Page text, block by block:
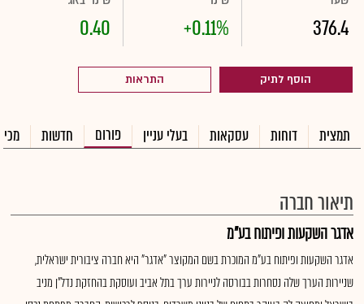
376.4
+0.11%
0.40
הוסף לתיק התראות
תמצית דוחות עסקאות בעלי עניין פורום חדשות
תיאור חברה
אדגר השקעות ופיתוח בע"מ
אדגר השקעות ופיתוח בע"מ המוכרת בשם המקוצר "אדגר" היא חברה ציבורית ישראלית,
שניירות הערך שלה נסחרות בבורסה לניירות ערך בתל אביב ועוסקת בהחזקת נדל"ן מניב